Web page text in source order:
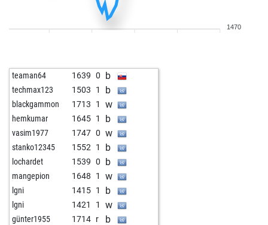
1470
teaman64 1639 0 b
techmax123 1503 1 b
blackgammon 1713 1 w
hemkumar 1645 1 b
vasim1977 1747 0 w
stanko12345 1552 1 b
lochardet 1539 0 b
mangepion 1648 1 w
lgni 1415 1 b
lgni 1421 1 w
günter1955 1714 r b